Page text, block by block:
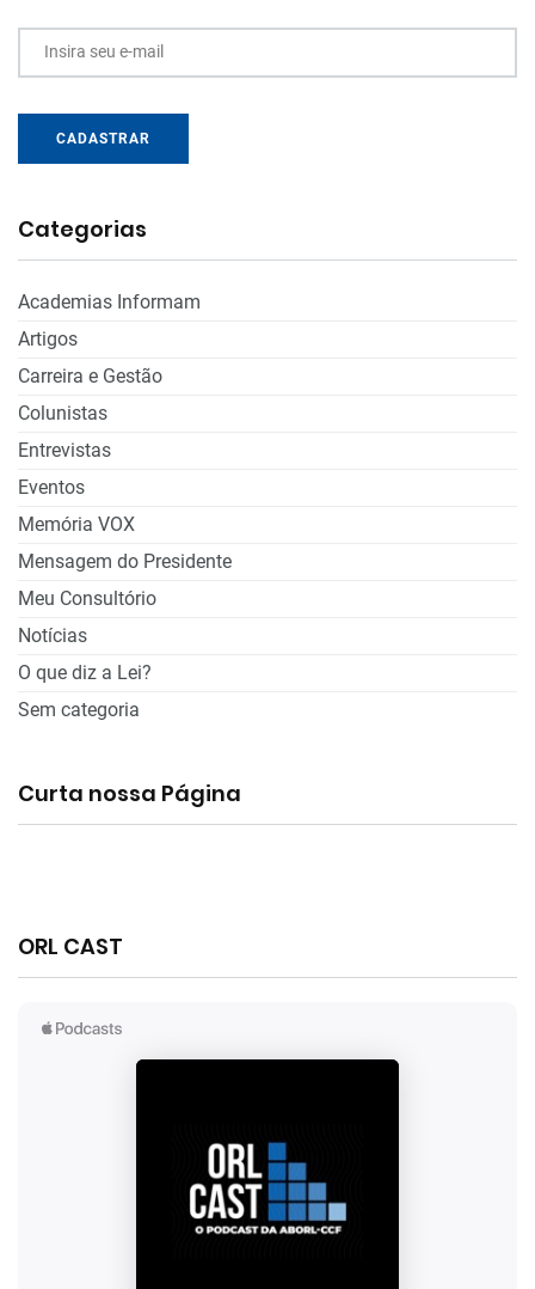
Insira seu e-mail
CADASTRAR
Categorias
Academias Informam
Artigos
Carreira e Gestão
Colunistas
Entrevistas
Eventos
Memória VOX
Mensagem do Presidente
Meu Consultório
Notícias
O que diz a Lei?
Sem categoria
Curta nossa Página
ORL CAST